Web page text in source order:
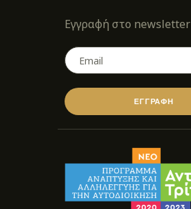
Εγγραφή στο newsletter
ΕΓΓΡΑΦΗ